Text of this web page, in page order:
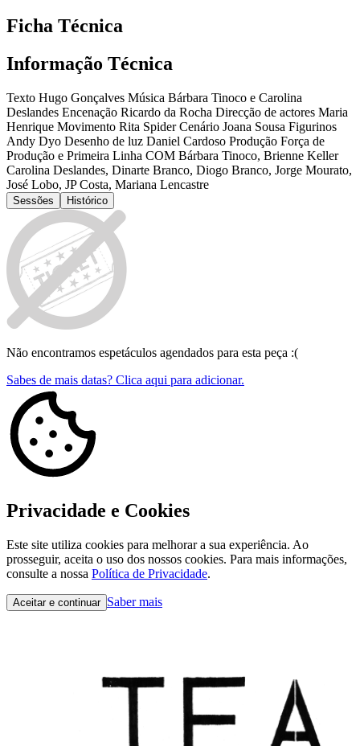
Ficha Técnica
Informação Técnica
Texto Hugo Gonçalves Música Bárbara Tinoco e Carolina
Deslandes Encenação Ricardo da Rocha Direcção de actores Maria
Henrique Movimento Rita Spider Cenário Joana Sousa Figurinos
Andy Dyo Desenho de luz Daniel Cardoso Produção Força de
Produção e Primeira Linha COM Bárbara Tinoco, Brienne Keller
Carolina Deslandes, Dinarte Branco, Diogo Branco, Jorge Mourato,
José Lobo, JP Costa, Mariana Lencastre
Sessões Histórico
Não encontramos espetáculos agendados para esta peça :(
Sabes de mais datas? Clica aqui para adicionar.
Privacidade e Cookies
Este site utiliza cookies para melhorar a sua experiência. Ao
prosseguir, aceita o uso dos nossos cookies. Para mais informações,
consulte a nossa Política de Privacidade.
Aceitar e continuar Saber mais